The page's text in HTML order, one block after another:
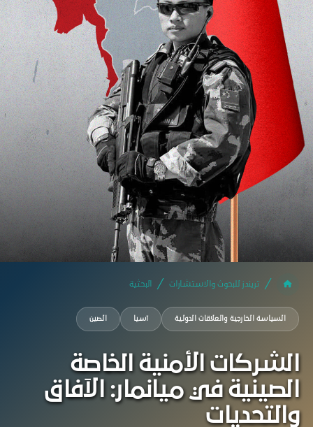
تريندز للبحوث والاستشارات البحثية
السياسة الخارجية والعلاقات الدولية آسيا الصين
الشركات الأمنية الخاصة
الصينية في ميانمار: الآفاق
والتحديات